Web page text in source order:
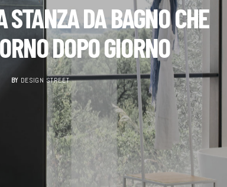
DA BAGNO CHE
DOPO GIORNO
BY DESIGN STREET